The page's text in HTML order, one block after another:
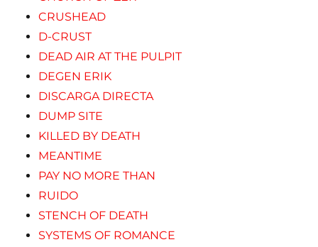
CRUSHEAD
D-CRUST
DEAD AIR AT THE PULPIT
DEGEN ERIK
DISCARGA DIRECTA
DUMP SITE
KILLED BY DEATH
MEANTIME
PAY NO MORE THAN
RUIDO
STENCH OF DEATH
SYSTEMS OF ROMANCE